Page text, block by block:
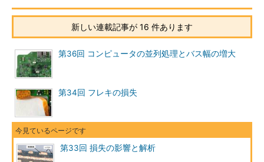
新しい連載記事が 16 件あります
第36回 コンピュータの並列処理とバス幅の増大
第34回 フレキの損失
第33回 損失の影響と解析